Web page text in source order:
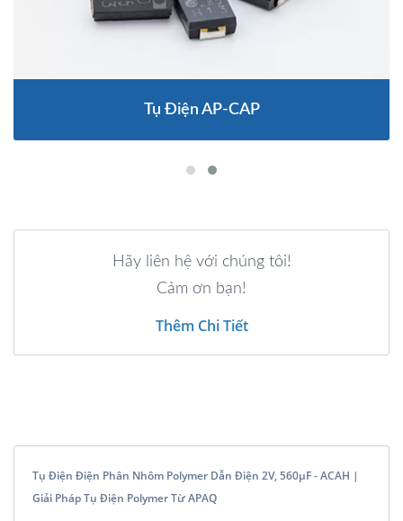
Tụ Điện AP-CAP
Hãy liên hệ với chúng tôi!
Cảm ơn bạn!
Thêm Chi Tiết
Tụ Điện Điện Phân Nhôm Polymer Dẫn Điện 2V, 560μF - ACAH |
Giải Pháp Tụ Điện Polymer Từ APAQ